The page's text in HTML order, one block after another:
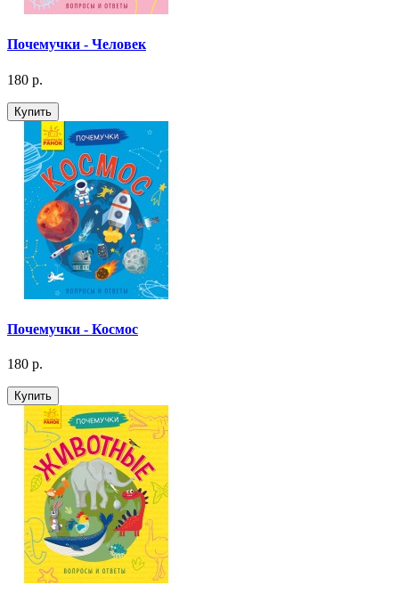
Почемучки - Человек
180 р.
Купить
Почемучки - Космос
180 р.
Купить